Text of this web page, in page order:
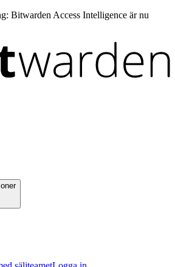
Bitwarden Access Intelligence är nu